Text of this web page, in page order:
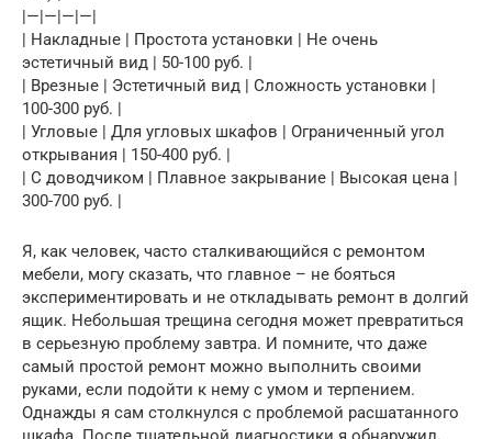
|—|—|—|—|
| Накладные | Простота установки | Не очень
эстетичный вид | 50-100 руб. |
| Врезные | Эстетичный вид | Сложность установки |
100-300 руб. |
| Угловые | Для угловых шкафов | Ограниченный угол
открывания | 150-400 руб. |
| С доводчиком | Плавное закрывание | Высокая цена |
300-700 руб. |
Я, как человек, часто сталкивающийся с ремонтом
мебели, могу сказать, что главное – не бояться
экспериментировать и не откладывать ремонт в долгий
ящик. Небольшая трещина сегодня может превратиться
в серьезную проблему завтра. И помните, что даже
самый простой ремонт можно выполнить своими
руками, если подойти к нему с умом и терпением.
Однажды я сам столкнулся с проблемой расшатанного